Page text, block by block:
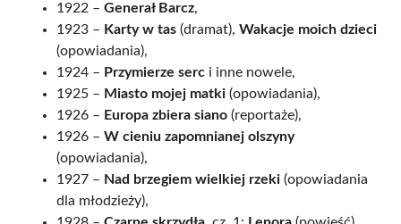
1922 – Generał Barcz,
1923 – Karty w tas (dramat), Wakacje moich dzieci
(opowiadania),
1924 – Przymierze serc i inne nowele,
1925 – Miasto mojej matki (opowiadania),
1926 – Europa zbiera siano (reportaże),
1926 – W cieniu zapomnianej olszyny
(opowiadania),
1927 – Nad brzegiem wielkiej rzeki (opowiadania
dla młodzieży),